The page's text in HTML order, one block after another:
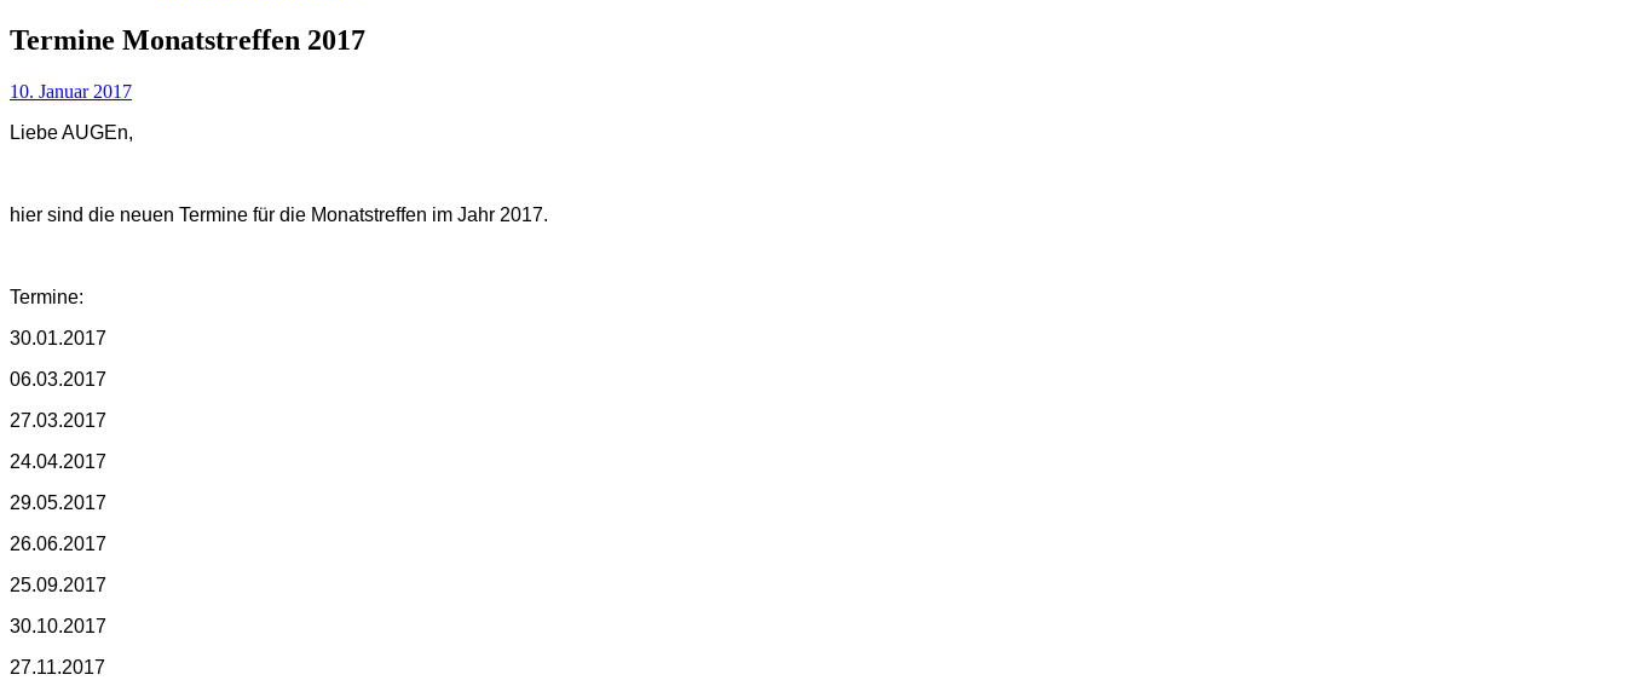
Termine Monatstreffen 2017
10. Januar 2017
Liebe AUGEn,
hier sind die neuen Termine für die Monatstreffen im Jahr 2017.
Termine:
30.01.2017
06.03.2017
27.03.2017
24.04.2017
29.05.2017
26.06.2017
25.09.2017
30.10.2017
27.11.2017